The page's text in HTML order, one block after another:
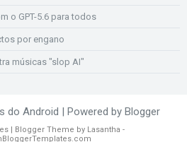
o GPT-5.6 para todos
por engano
músicas "slop AI"
do Android | Powered by Blogger
| Blogger Theme by Lasantha -